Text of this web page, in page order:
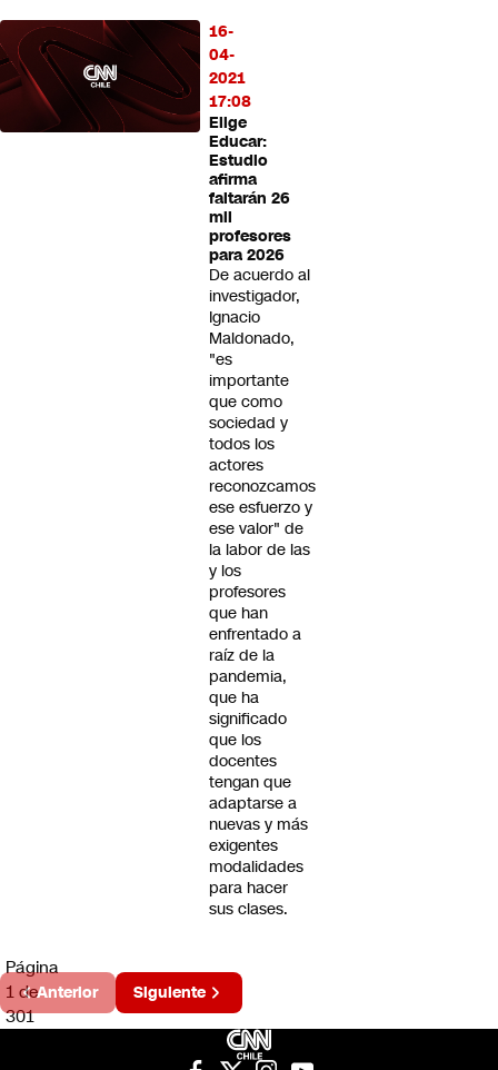
16-
04-
2021
17:08
Elige
Educar:
Estudio
afirma
faltarán 26
mil
profesores
para 2026
De acuerdo al
investigador,
Ignacio
Maldonado,
"es
importante
que como
sociedad y
todos los
actores
reconozcamos
ese esfuerzo y
ese valor" de
la labor de las
y los
profesores
que han
enfrentado a
raíz de la
pandemia,
que ha
significado
que los
docentes
tengan que
adaptarse a
nuevas y más
exigentes
modalidades
para hacer
sus clases.
Página
1 de
301
Anterior Siguiente